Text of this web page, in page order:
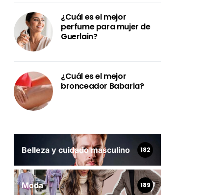
¿Cuál es el mejor
perfume para mujer de
Guerlain?
¿Cuál es el mejor
bronceador Babaria?
Belleza y cuidado masculino 182
Moda 189